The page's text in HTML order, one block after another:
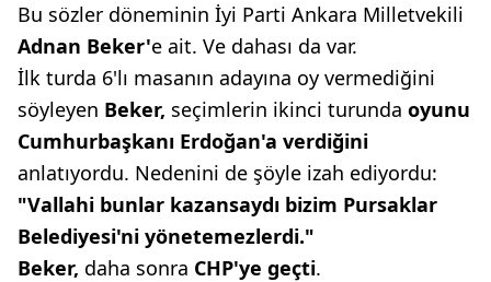
Bu sözler döneminin İyi Parti Ankara Milletvekili
Adnan Beker'e ait. Ve dahası da var.
İlk turda 6'lı masanın adayına oy vermediğini
söyleyen Beker, seçimlerin ikinci turunda oyunu
Cumhurbaşkanı Erdoğan'a verdiğini
anlatıyordu. Nedenini de şöyle izah ediyordu:
"Vallahi bunlar kazansaydı bizim Pursaklar
Belediyesi'ni yönetemezlerdi."
Beker, daha sonra CHP'ye geçti.